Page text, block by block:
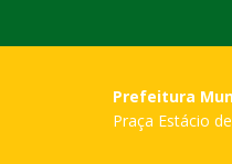
Prefeitura
Praça Estácio